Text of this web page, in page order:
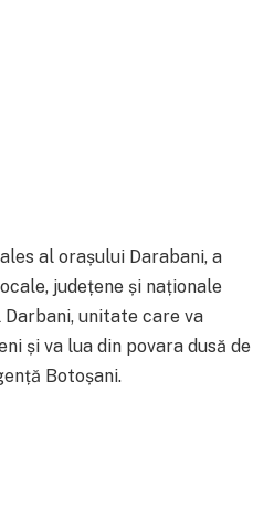
al orașului Darabani, a
județene și naționale
unitate care va
și va lua din povara dusă de
Botoșani.